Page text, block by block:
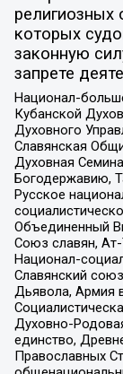
религиозных
которых
законную
запрете
Национал-
Кубанской
Духовного
Славянская
Духовная
Богодержавию,
Русское
Объединенный
Союз славян,
Национал-
Славянский
Дьявола, Армия
Духовно-
единство,
Православных